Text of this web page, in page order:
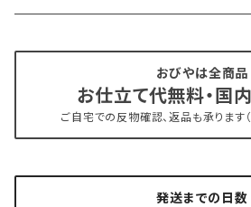
- 新古帯、中古・リサイクル帯 (メンテナ
博多織 西村織物
おびやは全商品
お仕立て代無料・国
ご自宅での反物確認、返品も承ります
発送までの日数